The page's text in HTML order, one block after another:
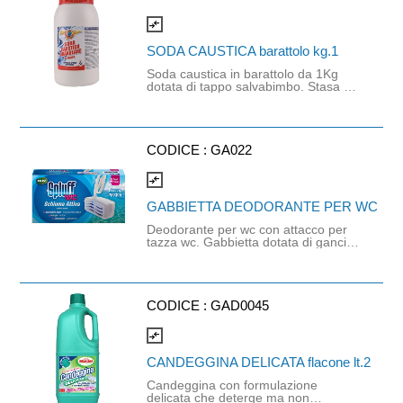
scarichi. Va maneggiato con estrema
cautela
compare_arrows
SODA CAUSTICA barattolo kg.1
Soda caustica in barattolo da 1Kg
dotata di tappo salvabimbo. Stasa gli
maniera efficace i grassi e i residui
superfici molto incrostate come
scheda tecnica prima dell'utilizzo.
CODICE :GA022
compare_arrows
GABBIETTA DEODORANTE PER WC
Deodorante per wc con attacco per
tazza wc. Gabbietta dotata di gancio
a schiuma attiva: neutralizza gli odori,
anticalcare. Profumato alla brezza
CODICE :GAD0045
compare_arrows
CANDEGGINA DELICATA flacone lt.2
Candeggina con formulazione
delicata che deterge ma non